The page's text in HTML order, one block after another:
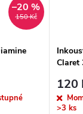
150 Kč
–20 %
Claret
120
>3 ks